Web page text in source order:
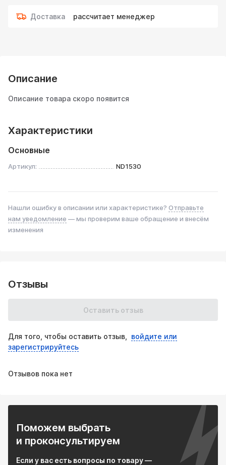
Доставка рассчитает менеджер
Описание
Описание товара скоро появится
Характеристики
Основные
Артикул: ND1530
Нашли ошибку в описании или характеристике? Отправьте
нам уведомление — мы проверим ваше обращение и внесём
изменения
Отзывы
Оставить отзыв
Для того, чтобы оставить отзыв, войдите или
зарегистрируйтесь
Отзывов пока нет
Поможем выбрать
и проконсультируем
Если у вас есть вопросы по товару —